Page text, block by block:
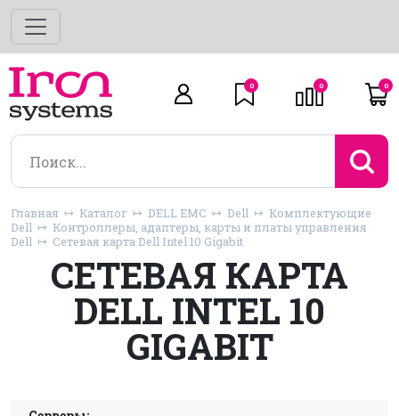
0 0 0
Главная Каталог DELL EMC Dell
Комплектующие
Dell
Контроллеры, адаптеры, карты и платы управления
Dell
Сетевая карта Dell Intel 10 Gigabit
СЕТЕВАЯ КАРТА
DELL INTEL 10
GIGABIT